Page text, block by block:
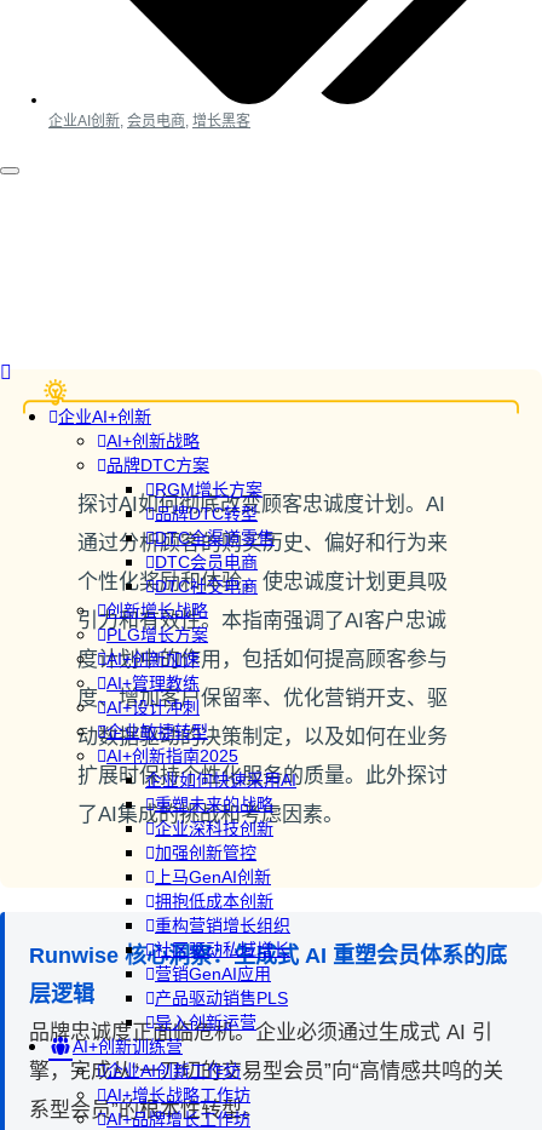
企业AI+创新
AI+创新战略
品牌DTC方案
RGM增长方案
品牌DTC转型
DTC全渠道零售
DTC会员电商
DTC社交电商
创新增长战略
PLG增长方案
AI+创新加速
AI+管理教练
AI+设计冲刺
企业敏捷转型
AI+创新指南2025
企业如何快速采用AI
重塑未来的战略
企业深科技创新
加强创新管控
上马GenAI创新
拥抱低成本创新
重构营销增长组织
社区驱动私域增长
营销GenAI应用
产品驱动销售PLS
导入创新运营
AI+创新训练营
企业AI创新工作坊
AI+增长战略工作坊
AI+品牌增长工作坊
企业AI创新 会员电商 增长黑客
探讨AI如何彻底改变顾客忠诚度计划。AI
通过分析顾客的购买历史、偏好和行为来
个性化奖励和体验，使忠诚度计划更具吸
引力和有效性。本指南强调了AI客户忠诚
度计划中的作用，包括如何提高顾客参与
度、增加客户保留率、优化营销开支、驱
动数据驱动的决策制定，以及如何在业务
扩展时保持个性化服务的质量。此外探讨
了AI集成的挑战和考虑因素。
Runwise 核心洞察：生成式 AI 重塑会员体系的底
层逻辑
品牌忠诚度正面临危机。企业必须通过生成式 AI 引
擎，完成从“一刀切的交易型会员”向“高情感共鸣的关
系型会员”的根本性转型。